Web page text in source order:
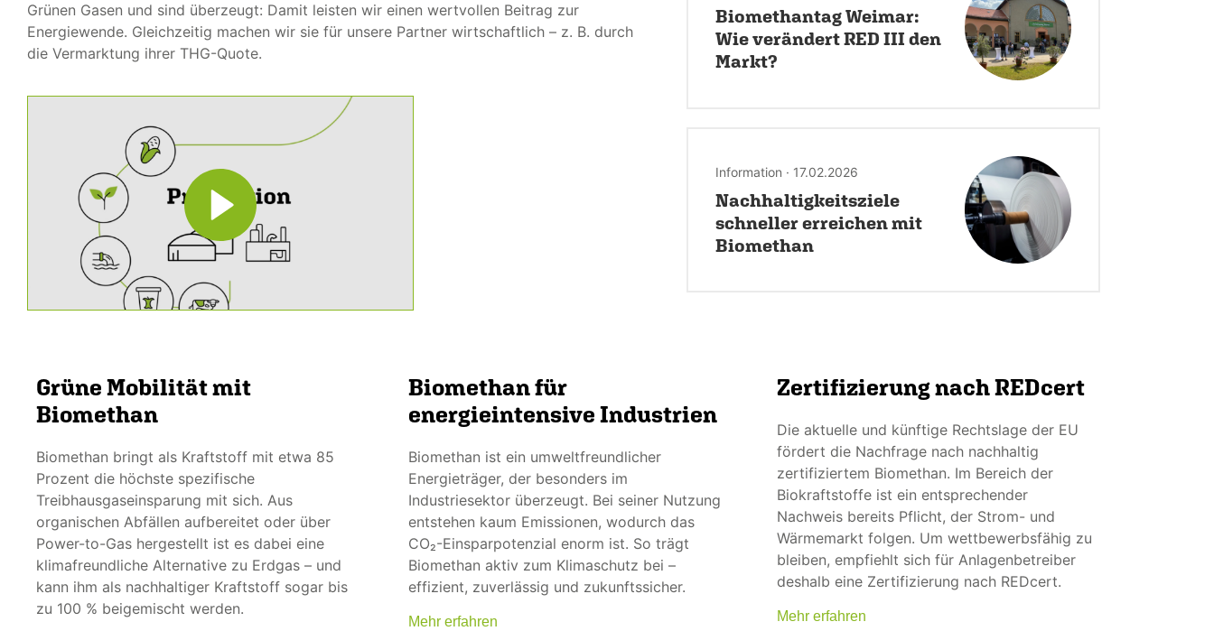
Grünen Gasen und sind überzeugt: Damit leisten wir einen wertvollen Beitrag zur
Energiewende. Gleichzeitig machen wir sie für unsere Partner wirtschaftlich – z. B. durch
die Vermarktung ihrer THG-Quote.
Biomethantag Weimar:
Wie verändert RED III den
Markt?
Information · 17.02.2026
Nachhaltigkeitsziele
schneller erreichen mit
Biomethan
Grüne Mobilität mit
Biomethan
Biomethan bringt als Kraftstoff mit etwa 85
Prozent die höchste spezifische
Treibhausgas­einsparung mit sich. Aus
organischen Abfällen aufbereitet oder über
Power-to-Gas hergestellt ist es dabei eine
klimafreundliche Alternative zu Erdgas – und
kann ihm als nachhaltiger Kraftstoff sogar bis
zu 100 % beigemischt werden.
Biomethan für
energieintensive Industrien
Biomethan ist ein umweltfreundlicher
Energieträger, der besonders im
Industriesektor überzeugt. Bei seiner Nutzung
entstehen kaum Emissionen, wodurch das
CO₂-Einsparpotenzial enorm ist. So trägt
Biomethan aktiv zum Klimaschutz bei –
effizient, zuverlässig und zukunftssicher.
Mehr erfahren
Zertifizierung nach REDcert
Die aktuelle und künftige Rechtslage der EU
fördert die Nachfrage nach nachhaltig
zertifiziertem Biomethan. Im Bereich der
Biokraftstoffe ist ein entsprechender
Nachweis bereits Pflicht, der Strom- und
Wärmemarkt folgen. Um wettbewerbsfähig zu
bleiben, empfiehlt sich für Anlagenbetreiber
deshalb eine Zertifizierung nach REDcert.
Mehr erfahren